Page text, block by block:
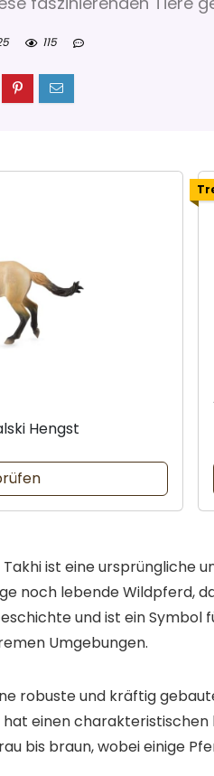
115
Hengst
ist eine ursprüngliche
noch lebende Wildpferd,
und ist ein Symbol
Umgebungen.
robuste und kräftig
einen
bis braun, wobei einige